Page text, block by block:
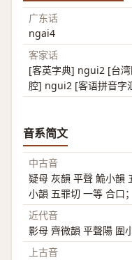
广东话
ngai4
客家话
[客英字典] ngui2 [台
腔] ngui2 [客语拼音
音系简文
中古音
疑母 灰韻 平聲 鮠小韻
小韻 五罪切 一等 合口；
近代音
影母 齊微韻 平聲陽 圍小
上古音